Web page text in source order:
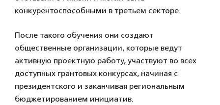
конкурентоспособными в третьем секторе.
После такого обучения они создают
общественные организации, которые ведут
активную проектную работу, участвуют во всех
доступных грантовых конкурсах, начиная с
президентского и заканчивая региональным
бюджетированием инициатив.